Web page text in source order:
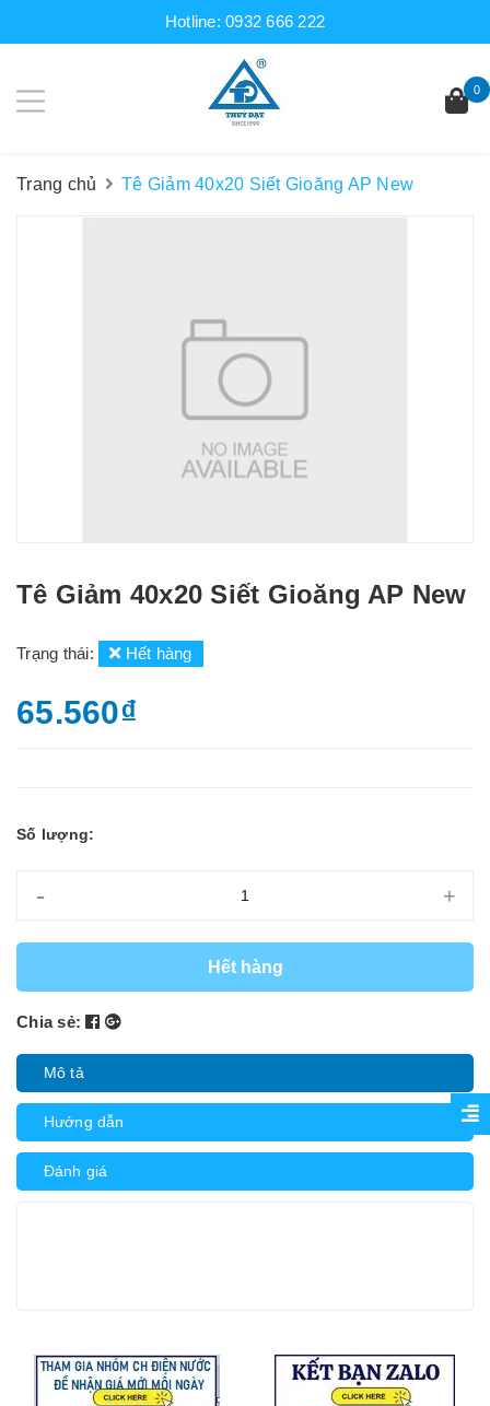
Hotline:0932 666 222
0
Trang chủ Tê Giảm 40x20 Siết Gioăng AP New
Tê Giảm 40x20 Siết Gioăng AP New
Trạng thái: Hết hàng
65.560₫
Số lượng:
- +
Hết hàng
Chia sẻ:
Mô tả
Hướng dẫn
Đánh giá